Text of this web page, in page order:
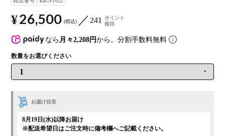
なら 月々2,208円から。分割手数料無料
¥26,500 税込 241
ポイント
獲得
お届け目安
8月19日(水)以降お届け
※配送希望日はご注文時に備考欄へご記載ください。